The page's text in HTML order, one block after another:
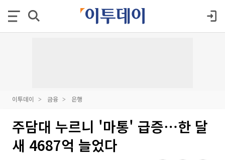
이투데이 금융 은행
주담대 누르니 '마통' 급증⋯한 달
새 4687억 늘었다